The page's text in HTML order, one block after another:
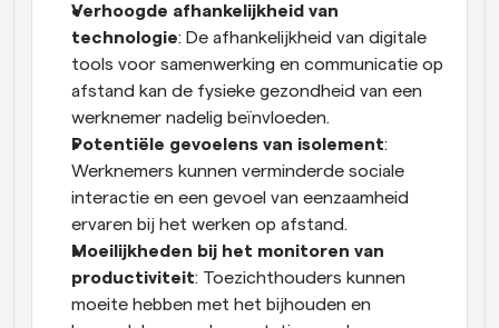
Verhoogde afhankelijkheid van
technologie: De afhankelijkheid van digitale
tools voor samenwerking en communicatie op
afstand kan de fysieke gezondheid van een
werknemer nadelig beïnvloeden.
Potentiële gevoelens van isolement:
Werknemers kunnen verminderde sociale
interactie en een gevoel van eenzaamheid
ervaren bij het werken op afstand.
Moeilijkheden bij het monitoren van
productiviteit: Toezichthouders kunnen
moeite hebben met het bijhouden en